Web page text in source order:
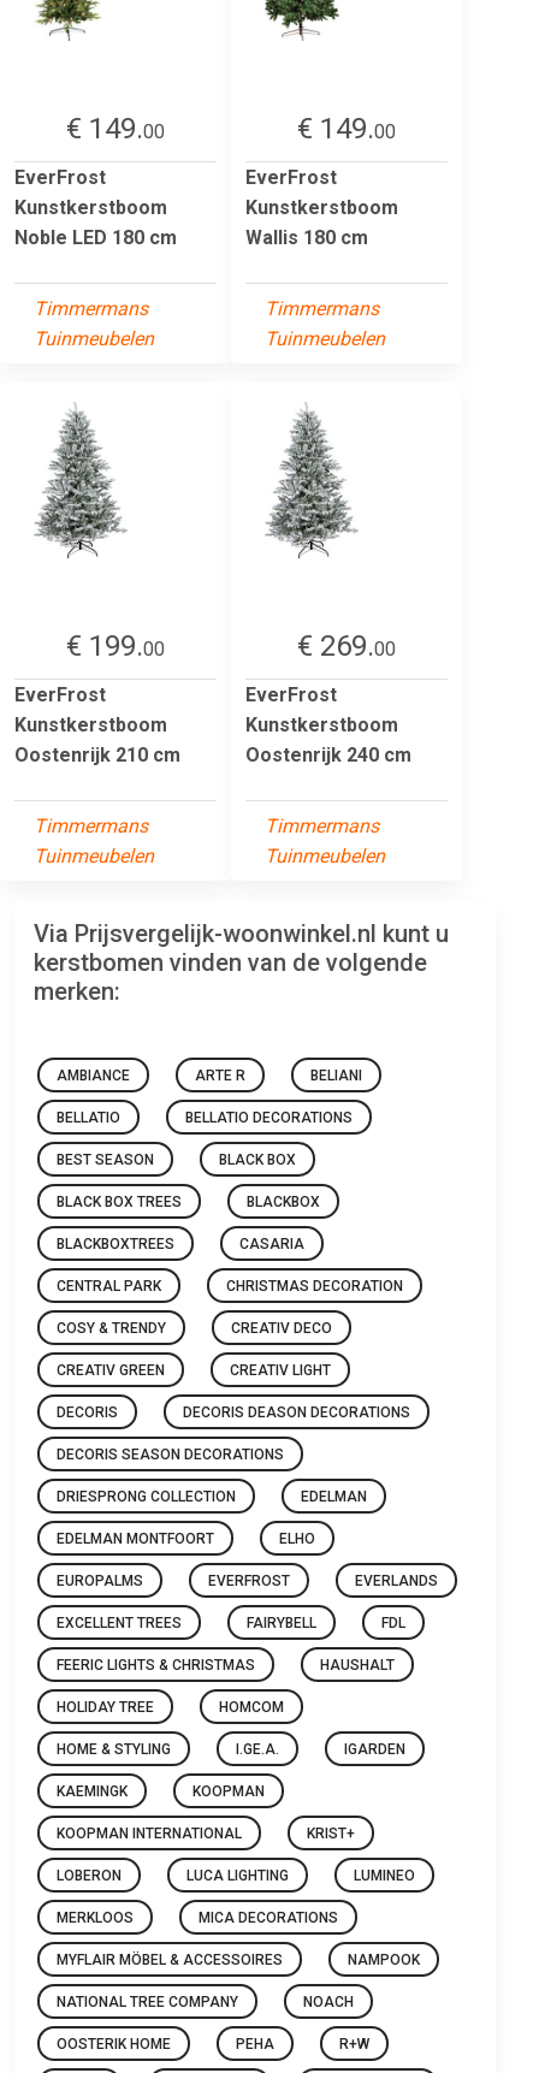
€ 149.00
EverFrost
Kunstkerstboom
Noble LED 180 cm
Timmermans
Tuinmeubelen
€ 149.00
EverFrost
Kunstkerstboom
Wallis 180 cm
Timmermans
Tuinmeubelen
€ 199.00
EverFrost
Kunstkerstboom
Oostenrijk 210 cm
Timmermans
Tuinmeubelen
€ 269.00
EverFrost
Kunstkerstboom
Oostenrijk 240 cm
Timmermans
Tuinmeubelen
Via Prijsvergelijk-woonwinkel.nl kunt u
kerstbomen vinden van de volgende
merken:
AMBIANCE ARTE R BELIANI
BELLATIO BELLATIO DECORATIONS
BEST SEASON BLACK BOX
BLACK BOX TREES BLACKBOX
BLACKBOXTREES CASARIA
CENTRAL PARK CHRISTMAS DECORATION
COSY & TRENDY CREATIV DECO
CREATIV GREEN CREATIV LIGHT
DECORIS DECORIS DEASON DECORATIONS
DECORIS SEASON DECORATIONS
DRIESPRONG COLLECTION EDELMAN
EDELMAN MONTFOORT ELHO
EUROPALMS EVERFROST EVERLANDS
EXCELLENT TREES FAIRYBELL FDL
FEERIC LIGHTS & CHRISTMAS HAUSHALT
HOLIDAY TREE HOMCOM
HOME & STYLING I.GE.A. IGARDEN
KAEMINGK KOOPMAN
KOOPMAN INTERNATIONAL KRIST+
LOBERON LUCA LIGHTING LUMINEO
MERKLOOS MICA DECORATIONS
MYFLAIR MÖBEL & ACCESSOIRES NAMPOOK
NATIONAL TREE COMPANY NOACH
OOSTERIK HOME PEHA R+W